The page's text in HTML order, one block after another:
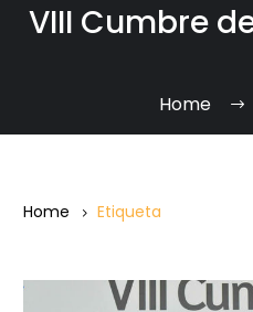
VIII Cumbre
Home
Home Etiqueta
Declaración